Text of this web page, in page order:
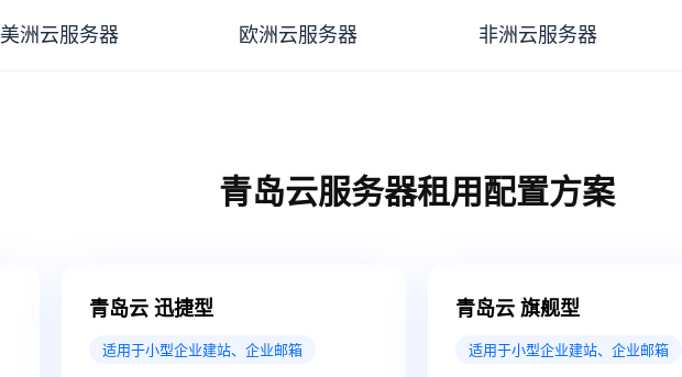
美洲云服务器 欧洲云服务器 非洲云服务器
青岛云服务器租用配置方案
青岛云 迅捷型
适用于小型企业建站、企业邮箱
青岛云 旗舰型
适用于小型企业建站、企业邮箱